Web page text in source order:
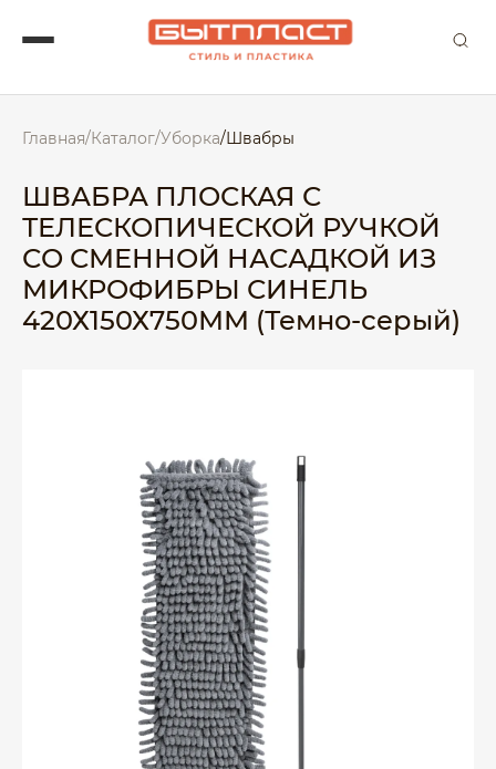
Главная/Каталог/Уборка/Швабры
ШВАБРА ПЛОСКАЯ С
ТЕЛЕСКОПИЧЕСКОЙ РУЧКОЙ
СО СМЕННОЙ НАСАДКОЙ ИЗ
МИКРОФИБРЫ СИНЕЛЬ
420Х150Х750ММ (Темно-серый)